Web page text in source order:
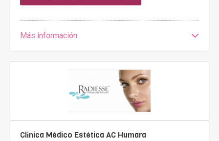
Más información
Clínica Médico Estética AC Humara